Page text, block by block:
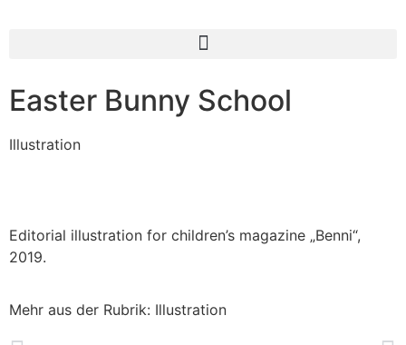
Easter Bunny School
Illustration
Editorial illustration for children’s magazine „Benni“,
2019.
Mehr aus der Rubrik: Illustration